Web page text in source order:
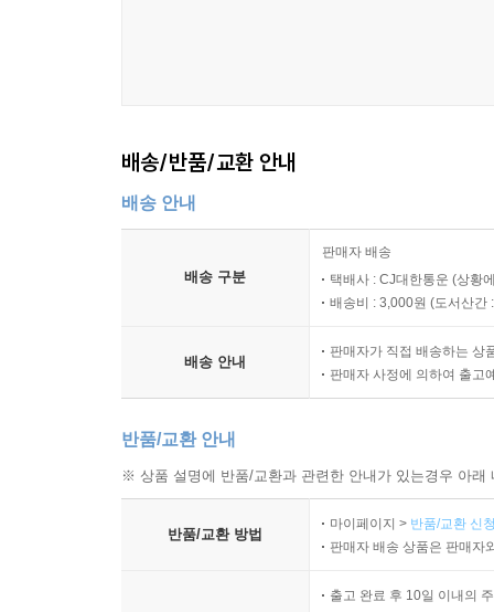
배송/반품/교환 안내
배송 안내
배송 구분
판매자 배송
택배사 : CJ대한통운 (상황
배송비 : 3,000원 (도서산간
배송 안내
판매자가 직접 배송하는 상
판매자 사정에 의하여 출고
반품/교환 안내
※ 상품 설명에 반품/교환과 관련한 안내가 있는경우 아
반품/교환 방법
마이페이지 > 반품/교환 신
판매자 배송 상품은 판매자
출고 완료 후 10일 이내의